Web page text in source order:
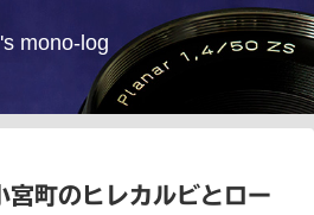
mono-log
宮町のヒレカルビとロー